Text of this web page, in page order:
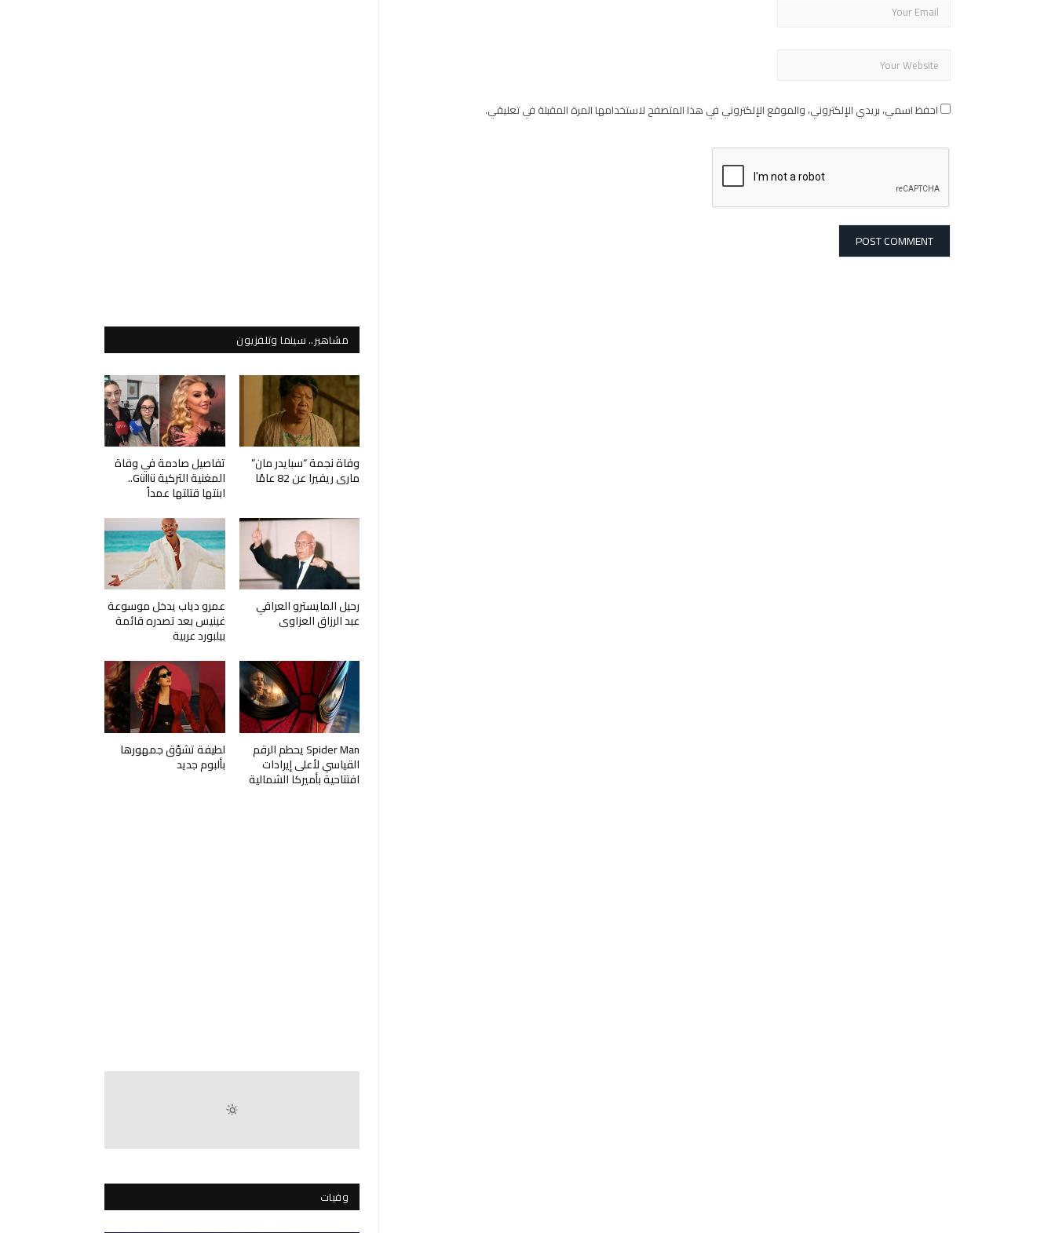
احفظ اسمي، بريدي الإلكتروني، والموقع الإلكتروني في هذا المتصفح لاستخدامها المرة المقبلة في تعليقي.
مشاهير.. سينما وتلفزيون
وفاة نجمة “سبايدر مان”
ماري ريفيرا عن 82 عامًا
تفاصيل صادمة في وفاة
المغنية التركية Güllü..
ابنتها قتلتها عمداً
رحيل المايسترو العراقي
عبد الرزاق العزاوي
عمرو دياب يدخل موسوعة
غينيس بعد تصدره قائمة
بيلبورد عربية
Spider Man يحطم الرقم
القياسي لأعلى إيرادات
افتتاحية بأميركا الشمالية
لطيفة تشوّق جمهورها
بألبوم جديد
وفيات